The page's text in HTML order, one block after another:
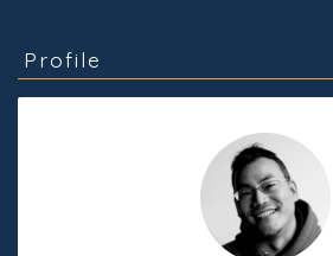
Profile